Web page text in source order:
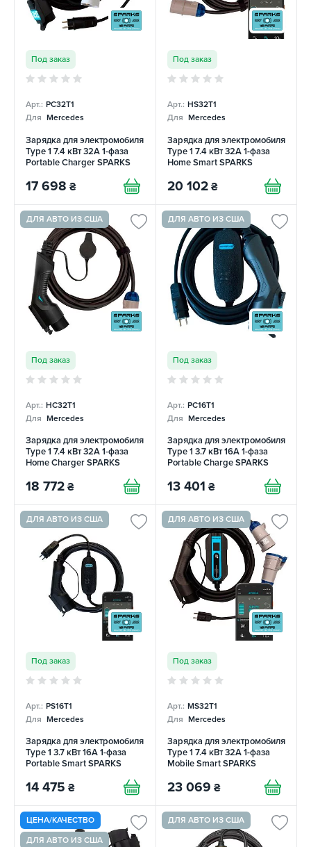
Под заказ
Арт.: PC32T1
Для Mercedes
Зарядка для электромобиля
Type 1 7.4 кВт 32А 1-фаза
Portable Charger SPARKS
17 698 ₴
Под заказ
Арт.: HS32T1
Для Mercedes
Зарядка для электромобиля
Type 1 7.4 кВт 32А 1-фаза
Home Smart SPARKS
20 102 ₴
ДЛЯ АВТО ИЗ США
Под заказ
Арт.: HC32T1
Для Mercedes
Зарядка для электромобиля
Type 1 7.4 кВт 32А 1-фаза
Home Charger SPARKS
18 772 ₴
ДЛЯ АВТО ИЗ США
Под заказ
Арт.: PC16T1
Для Mercedes
Зарядка для электромобиля
Type 1 3.7 кВт 16А 1-фаза
Portable Charge SPARKS
13 401 ₴
ДЛЯ АВТО ИЗ США
Под заказ
Арт.: PS16T1
Для Mercedes
Зарядка для электромобиля
Type 1 3.7 кВт 16А 1-фаза
Portable Smart SPARKS
14 475 ₴
ДЛЯ АВТО ИЗ США
Под заказ
Арт.: MS32T1
Для Mercedes
Зарядка для электромобиля
Type 1 7.4 кВт 32А 1-фаза
Mobile Smart SPARKS
23 069 ₴
ЦЕНА/КАЧЕСТВО
ДЛЯ АВТО ИЗ США
ДЛЯ АВТО ИЗ США